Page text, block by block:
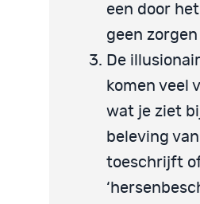
een door
geen
De
komen veel
wat je ziet
beleving
toeschrijft